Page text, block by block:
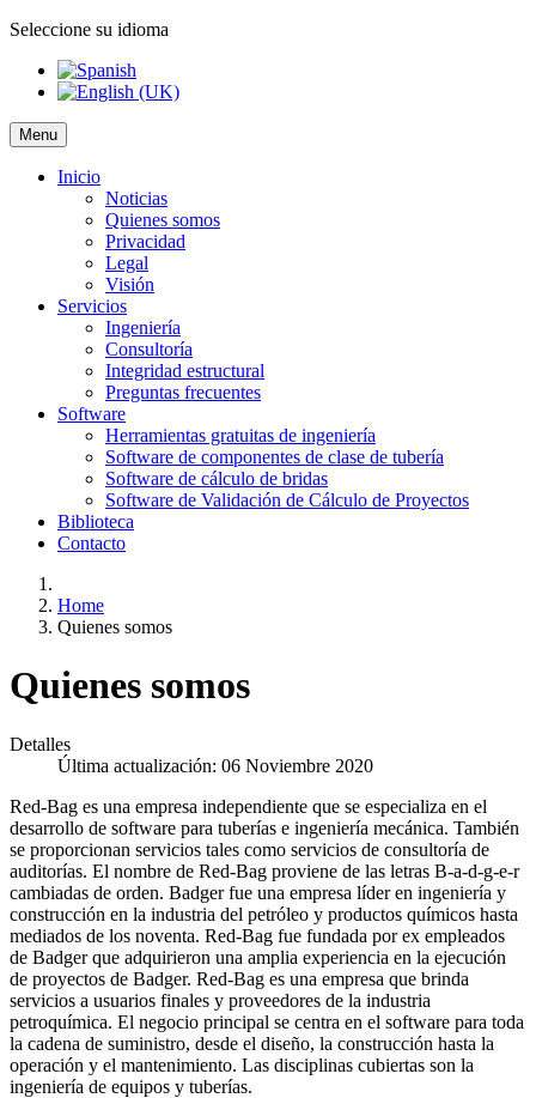
Seleccione su idioma
Menu
Inicio
Noticias
Quienes somos
Privacidad
Legal
Visión
Servicios
Ingeniería
Consultoría
Integridad estructural
Preguntas frecuentes
Software
Herramientas gratuitas de ingeniería
Software de componentes de clase de tubería
Software de cálculo de bridas
Software de Validación de Cálculo de Proyectos
Biblioteca
Contacto
Home
Quienes somos
Quienes somos
Detalles
Última actualización: 06 Noviembre 2020
Red-Bag es una empresa independiente que se especializa en el
desarrollo de software para tuberías e ingeniería mecánica. También
se proporcionan servicios tales como servicios de consultoría de
auditorías. El nombre de Red-Bag proviene de las letras B-a-d-g-e-r
cambiadas de orden. Badger fue una empresa líder en ingeniería y
construcción en la industria del petróleo y productos químicos hasta
mediados de los noventa. Red-Bag fue fundada por ex empleados
de Badger que adquirieron una amplia experiencia en la ejecución
de proyectos de Badger. Red-Bag es una empresa que brinda
servicios a usuarios finales y proveedores de la industria
petroquímica. El negocio principal se centra en el software para toda
la cadena de suministro, desde el diseño, la construcción hasta la
operación y el mantenimiento. Las disciplinas cubiertas son la
ingeniería de equipos y tuberías.